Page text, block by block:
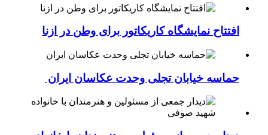
افتتاح نمایشگاه کاریکاتور برای وطن در ازنا
حماسه خیابان تجلی وحدت عکاسان ایران